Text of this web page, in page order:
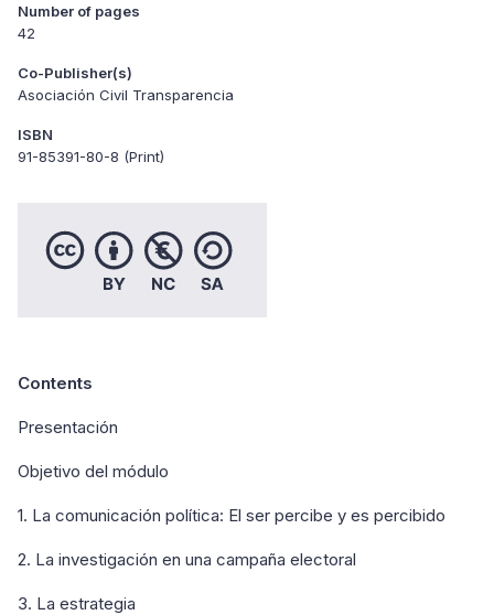
Number of pages
42
Co-Publisher(s)
Asociación Civil Transparencia
ISBN
91-85391-80-8 (Print)
Contents
Presentación
Objetivo del módulo
1. La comunicación política: El ser percibe y es percibido
2. La investigación en una campaña electoral
3. La estrategia